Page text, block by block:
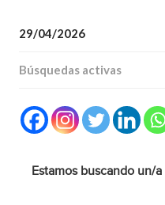
29/04/2026
Búsquedas activas
Estamos buscando un/